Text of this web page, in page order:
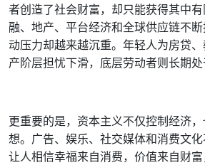
者创造了社会财富，却只能获得其中
融、地产、平台经济和全球供应链不
动压力却越来越沉重。年轻人为房贷
产阶层担忧下滑，底层劳动者则长期处
更重要的是，资本主义不仅控制经济
想。广告、娱乐、社交媒体和消费文化
让人相信幸福来自消费，价值来自财